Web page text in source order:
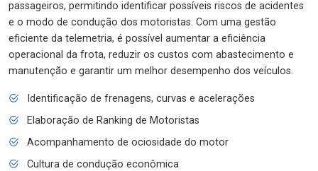
passageiros, permitindo identificar possíveis riscos de acidentes
e o modo de condução dos motoristas. Com uma gestão
eficiente da telemetria, é possível aumentar a eficiência
operacional da frota, reduzir os custos com abastecimento e
manutenção e garantir um melhor desempenho dos veículos.
Identificação de frenagens, curvas e acelerações
Elaboração de Ranking de Motoristas
Acompanhamento de ociosidade do motor
Cultura de condução econômica